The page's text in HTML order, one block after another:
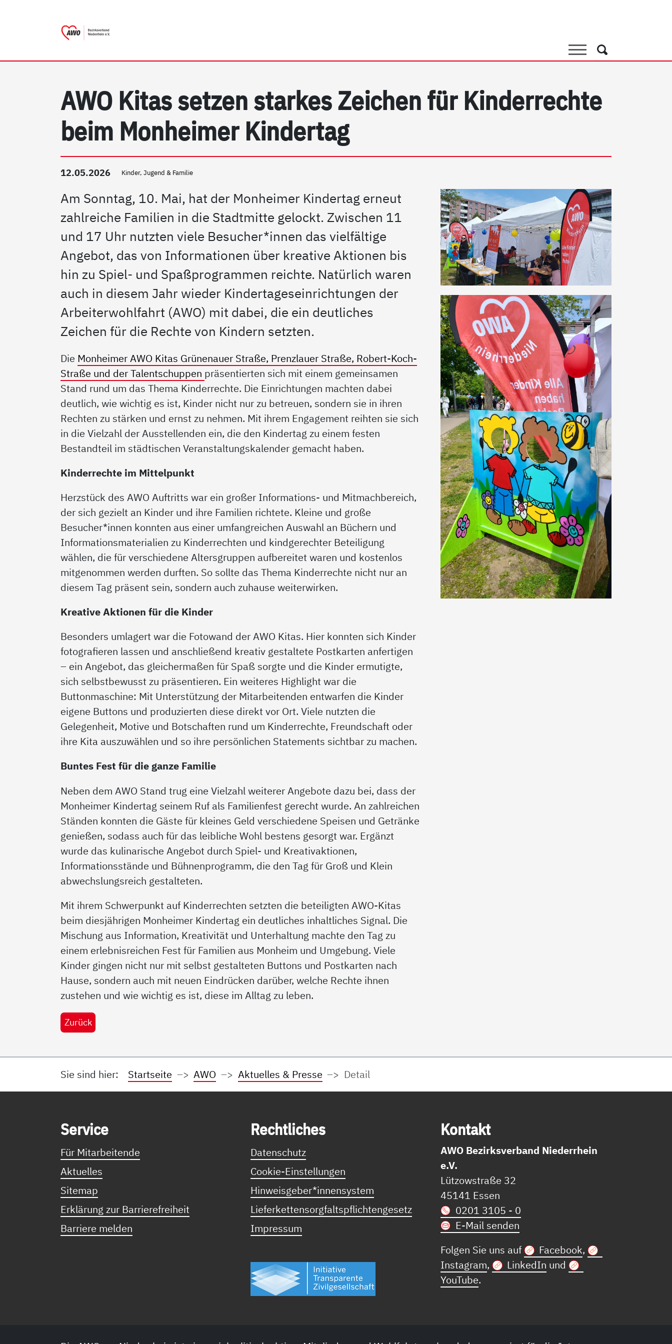
Suche
Suche
AWO Kitas setzen starkes Zeichen für Kinderrechte
beim Monheimer Kindertag
12.05.2026 Kinder, Jugend & Familie
Am Sonntag, 10. Mai, hat der Monheimer Kindertag erneut
zahlreiche Familien in die Stadtmitte gelockt. Zwischen 11
und 17 Uhr nutzten viele Besucher*innen das vielfältige
Angebot, das von Informationen über kreative Aktionen bis
hin zu Spiel- und Spaßprogrammen reichte. Natürlich waren
auch in diesem Jahr wieder Kindertageseinrichtungen der
Arbeiterwohlfahrt (AWO) mit dabei, die ein deutliches
Zeichen für die Rechte von Kindern setzten.
Die Monheimer AWO Kitas Grünenauer Straße, Prenzlauer Straße, Robert-Koch-
Straße und der Talentschuppen präsentierten sich mit einem gemeinsamen
Stand rund um das Thema Kinderrechte. Die Einrichtungen machten dabei
deutlich, wie wichtig es ist, Kinder nicht nur zu betreuen, sondern sie in ihren
Rechten zu stärken und ernst zu nehmen. Mit ihrem Engagement reihten sie sich
in die Vielzahl der Ausstellenden ein, die den Kindertag zu einem festen
Bestandteil im städtischen Veranstaltungskalender gemacht haben.
Kinderrechte im Mittelpunkt
Herzstück des AWO Auftritts war ein großer Informations- und Mitmachbereich,
der sich gezielt an Kinder und ihre Familien richtete. Kleine und große
Besucher*innen konnten aus einer umfangreichen Auswahl an Büchern und
Informationsmaterialien zu Kinderrechten und kindgerechter Beteiligung
wählen, die für verschiedene Altersgruppen aufbereitet waren und kostenlos
mitgenommen werden durften. So sollte das Thema Kinderrechte nicht nur an
diesem Tag präsent sein, sondern auch zuhause weiterwirken.
Kreative Aktionen für die Kinder
Besonders umlagert war die Fotowand der AWO Kitas. Hier konnten sich Kinder
fotografieren lassen und anschließend kreativ gestaltete Postkarten anfertigen
– ein Angebot, das gleichermaßen für Spaß sorgte und die Kinder ermutigte,
sich selbstbewusst zu präsentieren. Ein weiteres Highlight war die
Buttonmaschine: Mit Unterstützung der Mitarbeitenden entwarfen die Kinder
eigene Buttons und produzierten diese direkt vor Ort. Viele nutzten die
Gelegenheit, Motive und Botschaften rund um Kinderrechte, Freundschaft oder
ihre Kita auszuwählen und so ihre persönlichen Statements sichtbar zu machen.
Buntes Fest für die ganze Familie
Neben dem AWO Stand trug eine Vielzahl weiterer Angebote dazu bei, dass der
Monheimer Kindertag seinem Ruf als Familienfest gerecht wurde. An zahlreichen
Ständen konnten die Gäste für kleines Geld verschiedene Speisen und Getränke
genießen, sodass auch für das leibliche Wohl bestens gesorgt war. Ergänzt
wurde das kulinarische Angebot durch Spiel- und Kreativaktionen,
Informationsstände und Bühnenprogramm, die den Tag für Groß und Klein
abwechslungsreich gestalteten.
Mit ihrem Schwerpunkt auf Kinderrechten setzten die beteiligten AWO-Kitas
beim diesjährigen Monheimer Kindertag ein deutliches inhaltliches Signal. Die
Mischung aus Information, Kreativität und Unterhaltung machte den Tag zu
einem erlebnisreichen Fest für Familien aus Monheim und Umgebung. Viele
Kinder gingen nicht nur mit selbst gestalteten Buttons und Postkarten nach
Hause, sondern auch mit neuen Eindrücken darüber, welche Rechte ihnen
zustehen und wie wichtig es ist, diese im Alltag zu leben.
Zurück
Sie sind hier: Startseite AWO Aktuelles & Presse Detail
Ser­vice
Für Mitarbeitende
Aktuelles
Sitemap
Erklärung zur Barrierefreiheit
Barriere melden
Recht­li­ches
Datenschutz
Cookie-Einstellungen
Hinweisgeber*innensystem
Lieferkettensorgfaltspflichtengesetz
Impressum
Kon­takt
AWO Bezirksverband Niederrhein
e.V.
Lützowstraße 32
45141 Essen
0201 3105 - 0
E-Mail senden
Folgen Sie uns auf
Facebook,
Instagram, LinkedIn und
YouTube.